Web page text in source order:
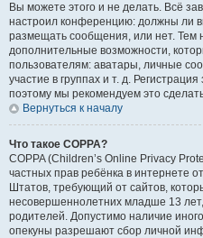
Вы можете этого и не делать. Всё
настроил конференцию: должны ли
размещать сообщения, или нет. Тем
дополнительные возможности,
пользователям: аватары, личные
участие в группах и т. д.
поэтому мы рекомендуем это
Вернуться к началу
Что такое COPPA?
COPPA (Children’s Online Privacy
частных прав ребёнка в интернете
Штатов, требующий от сайтов,
несовершеннолетних младше 13
родителей. Допустимо наличие
опекуны разрешают сбор личной